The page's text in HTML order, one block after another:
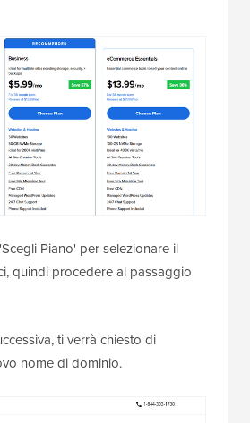
Piano' per selezionare il
quindi procedere al passaggio
ti verrà chiesto di
nome di dominio.